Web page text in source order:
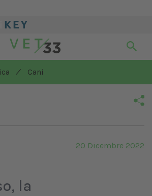
/ Cani
20 Dicembre 2022
la